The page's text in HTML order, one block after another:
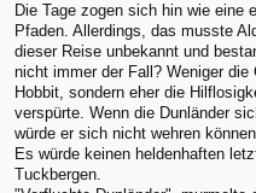
Die Tage zogen sich hin wie eine
Pfaden. Allerdings, das musste
dieser Reise unbekannt und
nicht immer der Fall? Weniger
Hobbit, sondern eher die
verspürte. Wenn die Dunländer
würde er sich nicht wehren
Es würde keinen heldenhaften
Tuckbergen.